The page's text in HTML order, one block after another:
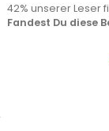
42% unserer Leser
Fandest Du diese